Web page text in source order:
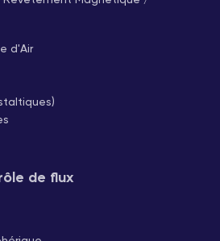
d'Air
de flux